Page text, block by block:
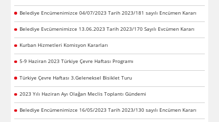
Belediye Encümenimizce 04/07/2023 Tarih 2023/181 sayılı Encümen Kararı
Belediye Evcümenimizce 13.06.2023 Tarih 2023/170 Sayılı Evcümen Kararı
Kurban Hizmetleri Komisyon Kararları
5-9 Haziran 2023 Türkiye Çevre Haftası Programı
Türkiye Çevre Haftası 3.Geleneksel Bisiklet Turu
2023 Yılı Haziran Ayı Olağan Meclis Toplantı Gündemi
Belediye Encümenimizce 16/05/2023 Tarih 2023/130 sayılı Encümen Kararı